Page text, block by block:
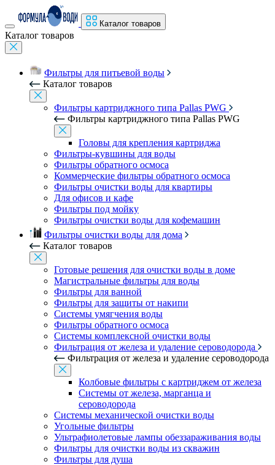
Каталог товаров
Каталог товаров
Фильтры для питьевой воды
Каталог товаров
Фильтры картриджного типа Pallas PWG
Фильтры картриджного типа Pallas PWG
Головы для крепления картриджа
Фильтры-кувшины для воды
Фильтры обратного осмоса
Коммерческие фильтры обратного осмоса
Фильтры очистки воды для квартиры
Для офисов и кафе
Фильтры под мойку
Фильтры очистки воды для кофемашин
Фильтры очистки воды для дома
Каталог товаров
Готовые решения для очистки воды в доме
Магистральные фильтры для воды
Фильтры для ванной
Фильтры для защиты от накипи
Системы умягчения воды
Фильтры обратного осмоса
Системы комплексной очистки воды
Фильтрация от железа и удаление сероводорода
Фильтрация от железа и удаление сероводорода
Колбовые фильтры с картриджем от железа
Системы от железа, марганца и
сероводорода
Системы механической очистки воды
Угольные фильтры
Ультрафиолетовые лампы обеззараживания воды
Фильтры для очистки воды из скважин
Фильтры для душа